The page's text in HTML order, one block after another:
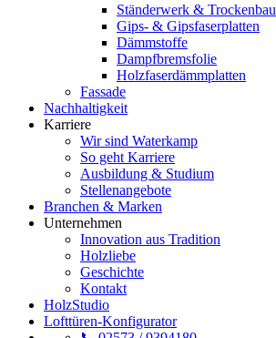
Ständerwerk & Trockenbau
Gips- & Gipsfaserplatten
Dämmstoffe
Dampfbremsfolie
Holzfaserdämmplatten
Fassade
Nachhaltigkeit
Karriere
Wir sind Waterkamp
So geht Karriere
Ausbildung & Studium
Stellenangebote
Branchen & Marken
Unternehmen
Innovation aus Tradition
Holzliebe
Geschichte
Kontakt
HolzStudio
Lofttüren-Konfigurator